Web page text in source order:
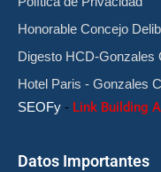
Honorable Concejo
Digesto HCD-Gonzales
Hotel Paris - Gonzales
SEOFy - Link Building
Datos Importantes